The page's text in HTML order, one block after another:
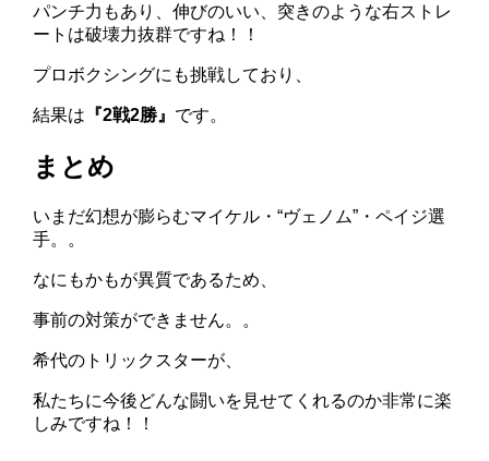
パンチ力もあり、伸びのいい、突きのような右ストレ
ートは破壊力抜群ですね！！
プロボクシングにも挑戦しており、
結果は 『2戦2勝』 です。
まとめ
いまだ幻想が膨らむマイケル・“ヴェノム”・ペイジ選
手。。
なにもかもが異質であるため、
事前の対策ができません。。
希代のトリックスターが、
私たちに今後どんな闘いを見せてくれるのか非常に楽
しみですね！！